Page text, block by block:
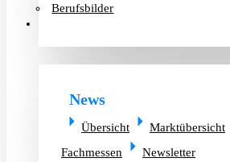
Berufsbilder
News
Übersicht Marktübersicht
Fachmessen
Newsletter